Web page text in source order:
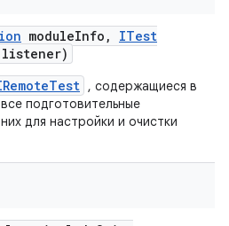
moduleInfo ,
ITest
listener)
, содержащиеся в
подготовительные
для настройки и очистки